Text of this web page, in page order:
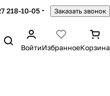
218-10-05 Заказать звонок
ВойтиИзбранноеКорзина